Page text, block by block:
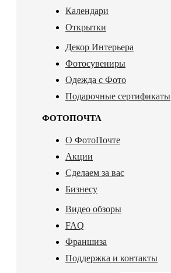
Календари
Открытки
Декор Интерьера
Фотосувениры
Одежда с Фото
Подарочные сертификаты
ФОТОПОЧТА
О ФотоПочте
Акции
Сделаем за вас
Бизнесу
Видео обзоры
FAQ
Франшиза
Поддержка и контакты